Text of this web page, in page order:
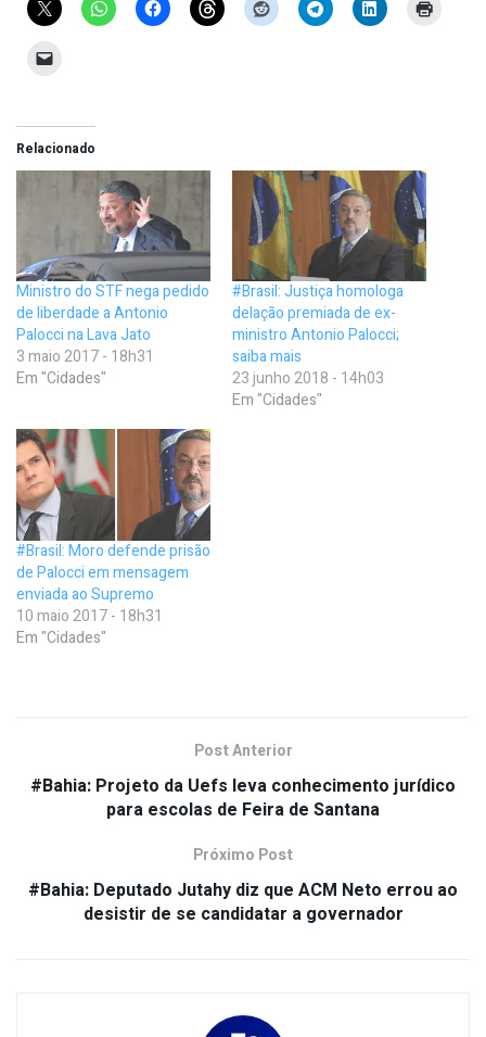
Relacionado
Ministro do STF nega pedido
de liberdade a Antonio
Palocci na Lava Jato
3 maio 2017 - 18h31
Em "Cidades"
#Brasil: Justiça homologa
delação premiada de ex-
ministro Antonio Palocci;
saiba mais
23 junho 2018 - 14h03
Em "Cidades"
#Brasil: Moro defende prisão
de Palocci em mensagem
enviada ao Supremo
10 maio 2017 - 18h31
Em "Cidades"
Post Anterior
#Bahia: Projeto da Uefs leva conhecimento jurídico
para escolas de Feira de Santana
Próximo Post
#Bahia: Deputado Jutahy diz que ACM Neto errou ao
desistir de se candidatar a governador